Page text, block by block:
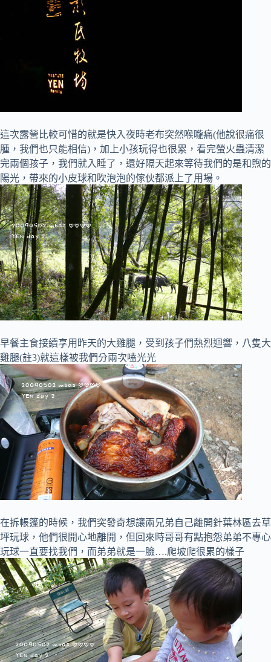
這次露營比較可惜的就是快入夜時老布突然喉嚨痛(他說很痛很
腫，我們也只能相信)，加上小孩玩得也很累，看完螢火蟲清潔
完兩個孩子，我們就入睡了，還好隔天起來等待我們的是和煦的
陽光，帶來的小皮球和吹泡泡的傢伙都派上了用場。
早餐主食接續享用昨天的大雞腿，受到孩子們熱烈迴響，八隻大
雞腿(註3)就這樣被我們分兩次嗑光光
在拆帳篷的時候，我們突發奇想讓兩兄弟自己離開針葉林區去草
坪玩球，他們很開心地離開，但回來時哥哥有點抱怨弟弟不專心
玩球一直要找我們，而弟弟就是一臉….爬坡爬很累的樣子